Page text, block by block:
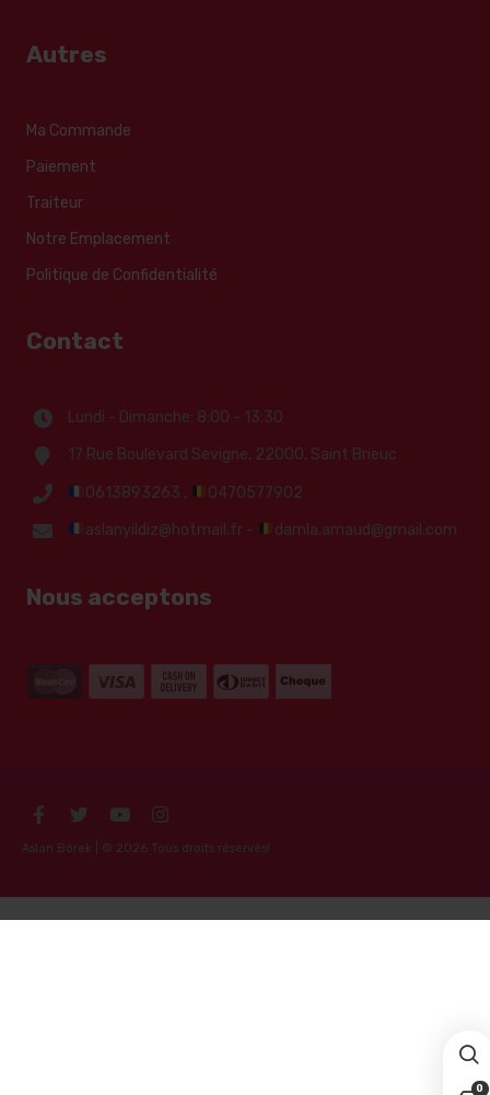
0
Autres
Ma Commande
Paiement
Traiteur
Notre Emplacement
Politique de Confidentialité
Contact
Lundi - Dimanche: 8:00 - 13:30
17 Rue Boulevard Sevigne, 22000, Saint Brieuc
0613893263 , 0470577902
aslanyildiz@hotmail.fr - damla.arnaud@gmail.com
Nous acceptons
Aslan Börek | © 2026 Tous droits réservés!